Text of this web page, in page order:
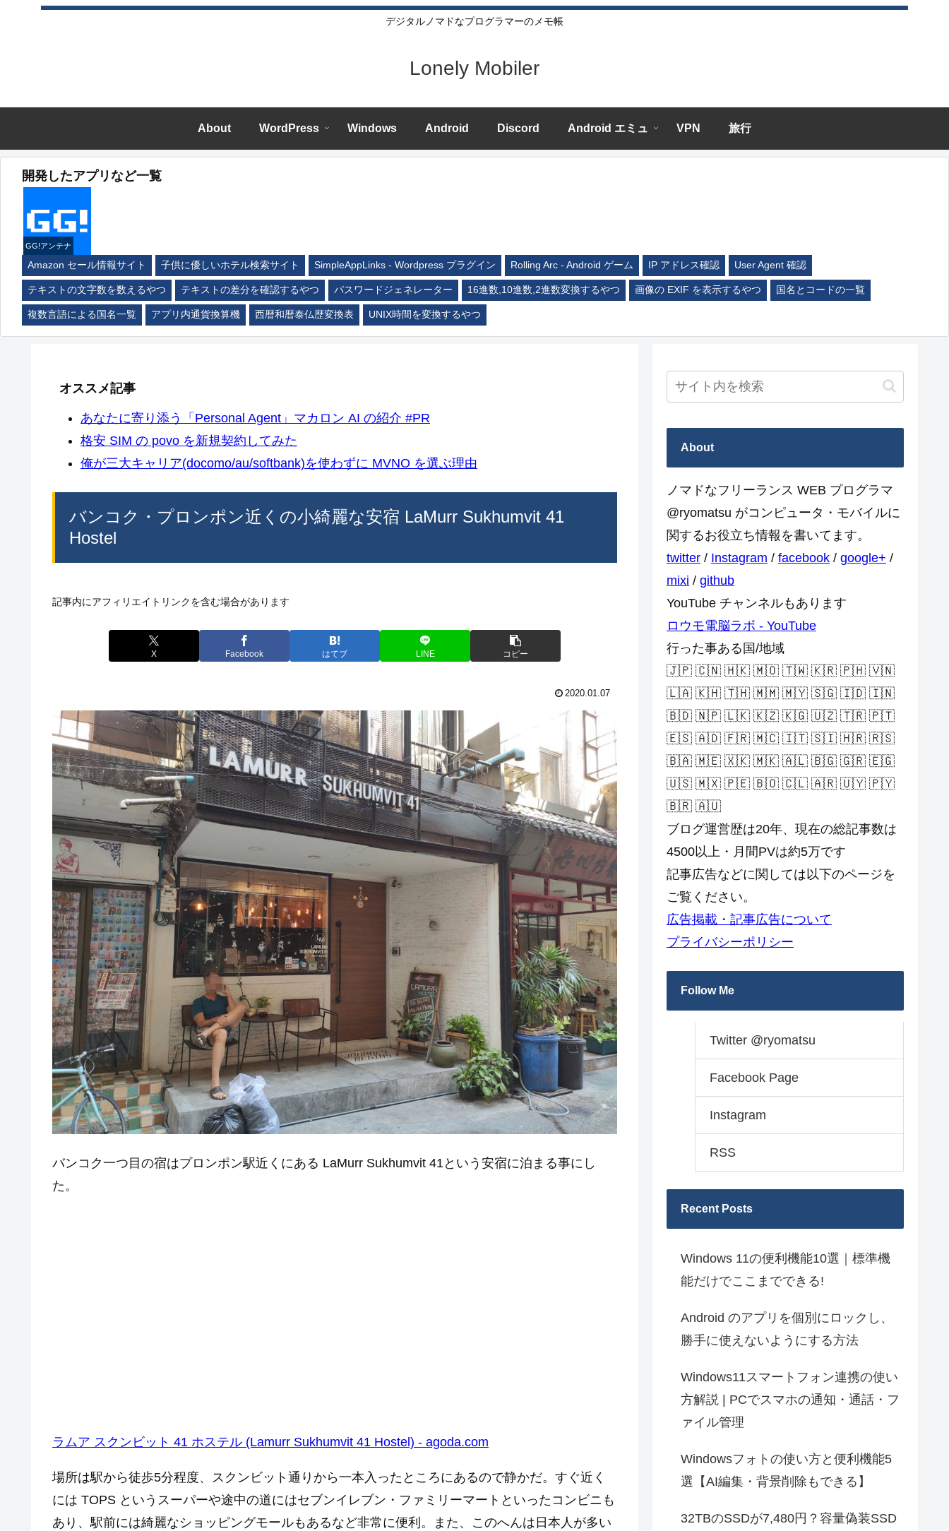
デジタルノマドなプログラマーのメモ帳
Lonely Mobiler
About WordPress Windows Android Discord Android エミュ VPN 旅行
開発したアプリなど一覧
GG!アンテナ
Amazon セール情報サイト 子供に優しいホテル検索サイト SimpleAppLinks - Wordpress プラグイン Rolling Arc - Android ゲーム IP アドレス確認 User Agent 確認
テキストの文字数を数えるやつ テキストの差分を確認するやつ パスワードジェネレーター 16進数,10進数,2進数変換するやつ 画像の EXIF を表示するやつ 国名とコードの一覧
複数言語による国名一覧 アプリ内通貨換算機 西暦和暦泰仏歴変換表 UNIX時間を変換するやつ
オススメ記事
あなたに寄り添う「Personal Agent」マカロン AI の紹介 #PR
格安 SIM の povo を新規契約してみた
俺が三大キャリア(docomo/au/softbank)を使わずに MVNO を選ぶ理由
バンコク・プロンポン近くの小綺麗な安宿 LaMurr Sukhumvit 41
Hostel
記事内にアフィリエイトリンクを含む場合があります
X Facebook はてブ LINE コピー
2020.01.07
バンコク一つ目の宿はプロンポン駅近くにある LaMurr Sukhumvit 41という安宿に泊まる事にし
た。
ラムア スクンビット 41 ホステル (Lamurr Sukhumvit 41 Hostel) - agoda.com
場所は駅から徒歩5分程度、スクンビット通りから一本入ったところにあるので静かだ。すぐ近く
には TOPS というスーパーや途中の道にはセブンイレブン・ファミリーマートといったコンビニも
あり、駅前には綺麗なショッピングモールもあるなど非常に便利。また、このへんは日本人が多い
About
ノマドなフリーランス WEB プログラマ
@ryomatsu がコンピュータ・モバイルに
関するお役立ち情報を書いてます。
twitter / Instagram / facebook / google+ /
mixi / github
YouTube チャンネルもあります
ロウモ電脳ラボ - YouTube
行った事ある国/地域
🇯🇵 🇨🇳 🇭🇰 🇲🇴 🇹🇼 🇰🇷 🇵🇭 🇻🇳
🇱🇦 🇰🇭 🇹🇭 🇲🇲 🇲🇾 🇸🇬 🇮🇩 🇮🇳
🇧🇩 🇳🇵 🇱🇰 🇰🇿 🇰🇬 🇺🇿 🇹🇷 🇵🇹
🇪🇸 🇦🇩 🇫🇷 🇲🇨 🇮🇹 🇸🇮 🇭🇷 🇷🇸
🇧🇦 🇲🇪 🇽🇰 🇲🇰 🇦🇱 🇧🇬 🇬🇷 🇪🇬
🇺🇸 🇲🇽 🇵🇪 🇧🇴 🇨🇱 🇦🇷 🇺🇾 🇵🇾
🇧🇷 🇦🇺
ブログ運営歴は20年、現在の総記事数は
4500以上・月間PVは約5万です
記事広告などに関しては以下のページを
ご覧ください。
広告掲載・記事広告について
プライバシーポリシー
Follow Me
Twitter @ryomatsu
Facebook Page
Instagram
RSS
Recent Posts
Windows 11の便利機能10選｜標準機
能だけでここまでできる!
Android のアプリを個別にロックし、
勝手に使えないようにする方法
Windows11スマートフォン連携の使い
方解説 | PCでスマホの通知・通話・フ
ァイル管理
Windowsフォトの使い方と便利機能5
選【AI編集・背景削除もできる】
32TBのSSDが7,480円？容量偽装SSD